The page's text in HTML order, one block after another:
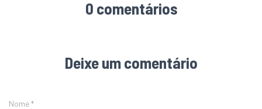
0 comentários
Deixe um comentário
Nome*